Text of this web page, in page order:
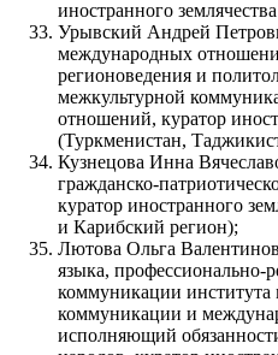
иностранного
Урывский Андрей
международных
регионоведения и
межкультурной
отношений, куратор
(Туркменистан,
Кузнецова Инна
гражданско-
куратор иностранного
и Карибский регион);
Лютова Ольга
языка, профессионально-
коммуникации института
коммуникации и
исполняющий